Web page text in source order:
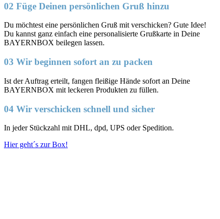
02 Füge Deinen persönlichen Gruß hinzu
Du möchtest eine persönlichen Gruß mit verschicken? Gute Idee!
Du kannst ganz einfach eine personalisierte Grußkarte in Deine
BAYERNBOX beilegen lassen.
03 Wir beginnen sofort an zu packen
Ist der Auftrag erteilt, fangen fleißige Hände sofort an Deine
BAYERNBOX mit leckeren Produkten zu füllen.
04 Wir verschicken schnell und sicher
In jeder Stückzahl mit DHL, dpd, UPS oder Spedition.
Hier geht´s zur Box!